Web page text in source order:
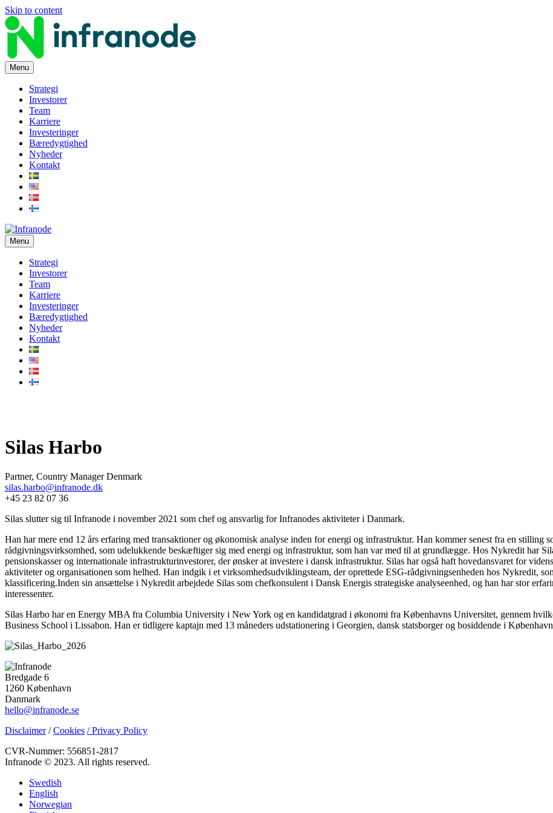
Skip to content
Menu
Strategi
Investorer
Team
Karriere
Investeringer
Bæredygtighed
Nyheder
Kontakt
Menu
Strategi
Investorer
Team
Karriere
Investeringer
Bæredygtighed
Nyheder
Kontakt
Silas Harbo
Partner, Country Manager Denmark
silas.harbo@infranode.dk
+45 23 82 07 36
Silas slutter sig til Infranode i november 2021 som chef og ansvarlig for Infranodes aktiviteter i Danmark.
Han har mere end 12 års erfaring med transaktioner og økonomisk analyse inden for energi og infrastruktur. Han kommer senest fra en
rådgivningsvirksomhed, som udelukkende beskæftiger sig med energi og infrastruktur, som han var med til at grundlægge. Hos Nykredit har
pensionskasser og internationale infrastrukturinvestorer, der ønsker at investere i dansk infrastruktur. Silas har også haft hovedansvaret for
aktiviteter og organisationen som helhed. Han indgik i et virksomhedsudviklingsteam, der oprettede ESG-rådgivningsenheden hos Nykredit,
klassificering.Inden sin ansættelse i Nykredit arbejdede Silas som chefkonsulent i Dansk Energis strategiske analyseenhed, og han har stor
interessenter.
Silas Harbo har en Energy MBA fra Columbia University i New York og en kandidatgrad i økonomi fra Københavns Universitet, gennem
Business School i Lissabon. Han er tidligere kaptajn med 13 måneders udstationering i Georgien, dansk statsborger og bosiddende i
Bredgade 6
1260 København
Danmark
hello@infranode.se
Disclaimer/Cookies / Privacy Policy
CVR-Nummer: 556851-2817
Infranode © 2023. All rights reserved.
Swedish
English
Norwegian